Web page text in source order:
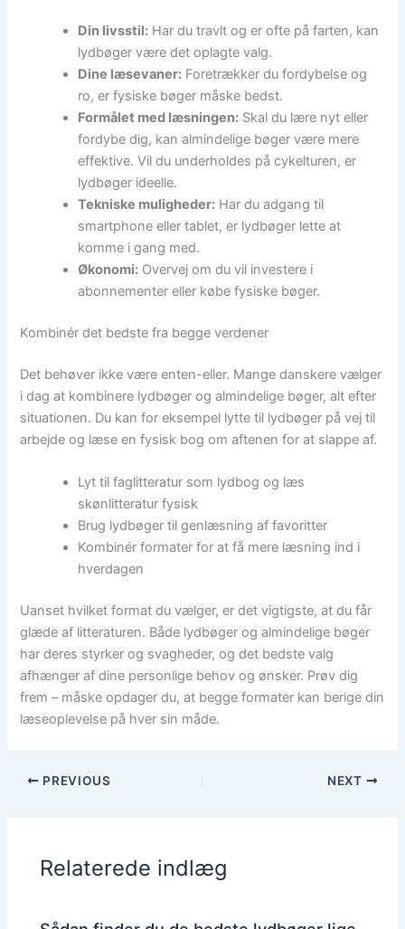
Din livsstil: Har du travlt og er ofte på farten, kan
lydbøger være det oplagte valg.
Dine læsevaner: Foretrækker du fordybelse og
ro, er fysiske bøger måske bedst.
Formålet med læsningen: Skal du lære nyt eller
fordybe dig, kan almindelige bøger være mere
effektive. Vil du underholdes på cykelturen, er
lydbøger ideelle.
Tekniske muligheder: Har du adgang til
smartphone eller tablet, er lydbøger lette at
komme i gang med.
Økonomi: Overvej om du vil investere i
abonnementer eller købe fysiske bøger.
Kombinér det bedste fra begge verdener
Det behøver ikke være enten-eller. Mange danskere vælger
i dag at kombinere lydbøger og almindelige bøger, alt efter
situationen. Du kan for eksempel lytte til lydbøger på vej til
arbejde og læse en fysisk bog om aftenen for at slappe af.
Lyt til faglitteratur som lydbog og læs
skønlitteratur fysisk
Brug lydbøger til genlæsning af favoritter
Kombinér formater for at få mere læsning ind i
hverdagen
Uanset hvilket format du vælger, er det vigtigste, at du får
glæde af litteraturen. Både lydbøger og almindelige bøger
har deres styrker og svagheder, og det bedste valg
afhænger af dine personlige behov og ønsker. Prøv dig
frem – måske opdager du, at begge formater kan berige din
læseoplevelse på hver sin måde.
PREVIOUS NEXT
Relaterede indlæg